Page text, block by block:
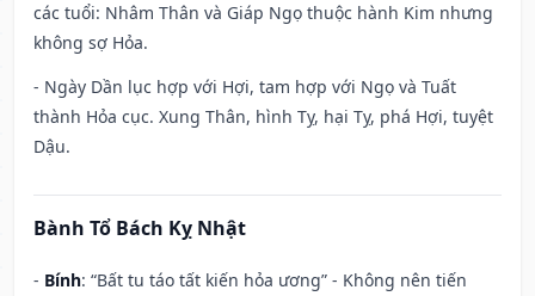
các tuổi: Nhâm Thân và Giáp Ngọ thuộc hành Kim nhưng
không sợ Hỏa.
- Ngày Dần lục hợp với Hợi, tam hợp với Ngọ và Tuất
thành Hỏa cục. Xung Thân, hình Tỵ, hại Tỵ, phá Hợi, tuyệt
Dậu.
Bành Tổ Bách Kỵ Nhật
- Bính: “Bất tu táo tất kiến hỏa ương” - Không nên tiến